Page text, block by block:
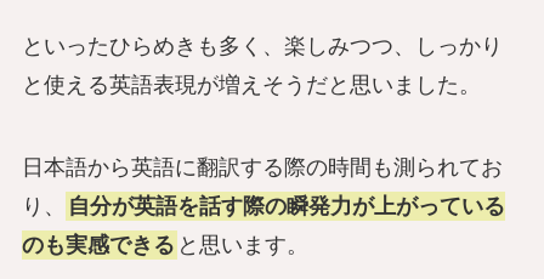
といったひらめきも多く、楽しみつつ、しっかり
と使える英語表現が増えそうだと思いました。
日本語から英語に翻訳する際の時間も測られてお
り、
自分が英語を話す際の瞬発力が上がっている
のも実感できる と思います。